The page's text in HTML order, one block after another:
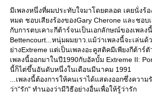
มีเพลงหนึ่งที่ผมประทับใจมาโดยตลอด เคยนั่งร้อ
หมด ชอบเสียงร้องของGary Cherone และชอบ
กับการตบเคาะกีต้าร์จนเป็นเอกลักษณ์ของเพลง
Bettencourt...หนุ่มผมยาว.แม้ว่าเพลงนี้จะเล่นด้
างExtreme แต่เป็นเพลงอะคูสติคมีเพียงกีต้าร์ตั
เพลงนี้ออกมาในปี1990กับอัลบั้ม Extreme II:
นี้ก็ไต่ขึ้นอันดับหนึ่งในเดือนมีนาคม 1991
...เพลงนี้ต้องการให้คนเราได้แสดงออกซึ่งควา
ว่า"รัก" ทำนองว่ามีวิธีอย่างอื่นเพื่อให้รู้ว่ารัก